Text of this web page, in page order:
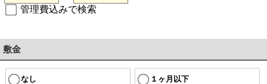
管理費込みで検索
敷金
なし １ヶ月以下